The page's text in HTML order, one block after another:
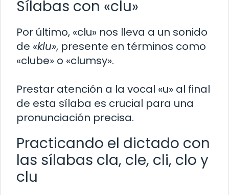
Sílabas con «clu»
Por último, «clu» nos lleva a un sonido
de «klu», presente en términos como
«clube» o «clumsy».
Prestar atención a la vocal «u» al final
de esta sílaba es crucial para una
pronunciación precisa.
Practicando el dictado con
las sílabas cla, cle, cli, clo y
clu